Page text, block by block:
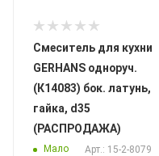
Смеситель для кухни
GERHANS одноруч.
(К14083) бок. латунь,
гайка, d35
(РАСПРОДАЖА)
Мало Арт.: 15-2-8079